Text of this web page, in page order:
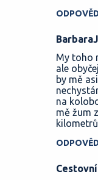
My toho
ale
by mě
na
mě žum